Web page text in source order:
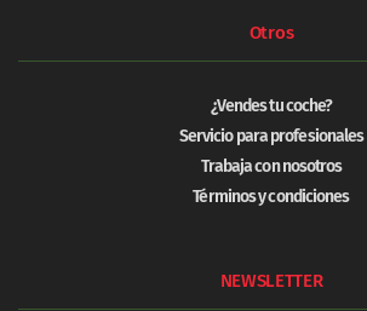
Otros
¿Vendes tu coche?
Servicio para profesionales
Trabaja con nosotros
Términos y condiciones
NEWSLETTER